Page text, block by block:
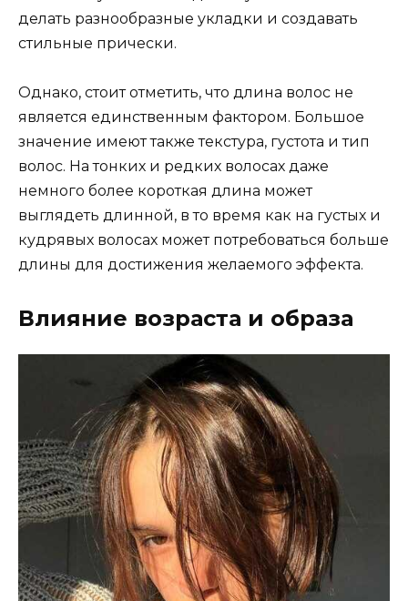
делать разнообразные укладки и создавать
стильные прически.
Однако, стоит отметить, что длина волос не
является единственным фактором. Большое
значение имеют также текстура, густота и тип
волос. На тонких и редких волосах даже
немного более короткая длина может
выглядеть длинной, в то время как на густых и
кудрявых волосах может потребоваться больше
длины для достижения желаемого эффекта.
Влияние возраста и образа